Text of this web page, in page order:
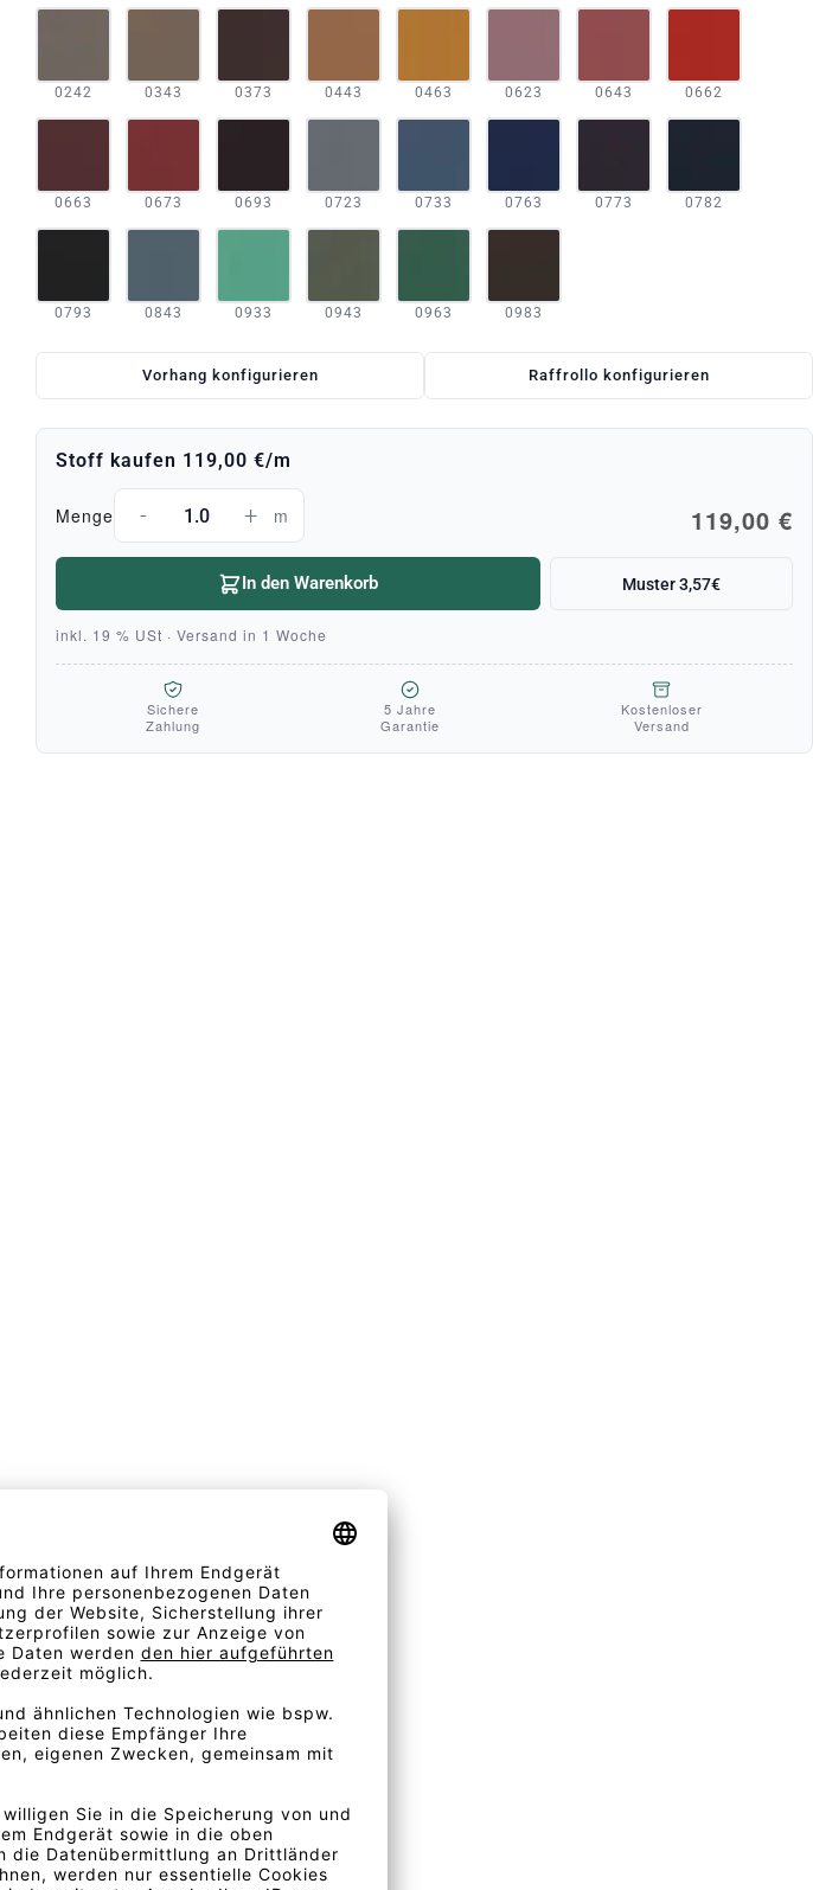
0242 0343 0373 0443 0463 0623 0643 0662
0663 0673 0693 0723 0733 0763 0773 0782
0793 0843 0933 0943 0963 0983
Vorhang konfigurieren Raffrollo konfigurieren
Stoff kaufen 119,00 €/m
Menge - + m 119,00 €
In den Warenkorb Muster 3,57€
inkl. 19 % USt · Versand in 1 Woche
Sichere
Zahlung
5 Jahre
Garantie
Kostenloser
Versand